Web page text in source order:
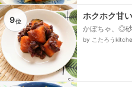
9位
ホクホク甘
かぼちゃ、◎
あずき缶詰でも
by こたろう